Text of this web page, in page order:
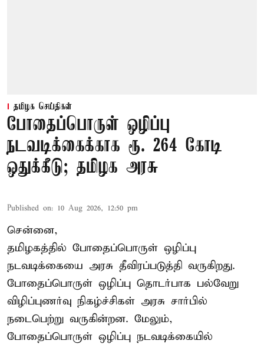
தமிழக செய்திகள்
போதைப்பொருள் ஒழிப்பு
நடவடிக்கைக்காக ரூ. 264 கோடி
ஒதுக்கீடு; தமிழக அரசு
Published on: 10 Aug 2026, 12:50 pm
சென்னை,
தமிழகத்தில் போதைப்பொருள் ஒழிப்பு
நடவடிக்கையை அரசு தீவிரப்படுத்தி வருகிறது.
போதைப்பொருள் ஒழிப்பு தொடர்பாக பல்வேறு
விழிப்புணர்வு நிகழ்ச்சிகள் அரசு சார்பில்
நடைபெற்று வருகின்றன. மேலும்,
போதைப்பொருள் ஒழிப்பு நடவடிக்கையில்